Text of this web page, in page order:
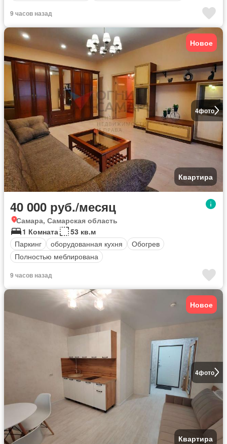
9 часов назад
4фото
Новое
Квартира
40 000 руб./месяц
Самара, Самарская область
1 Комната
53 кв.м
Паркинг
оборудованная кухня
Обогрев
Полностью меблирована
9 часов назад
4фото
Новое
Квартира